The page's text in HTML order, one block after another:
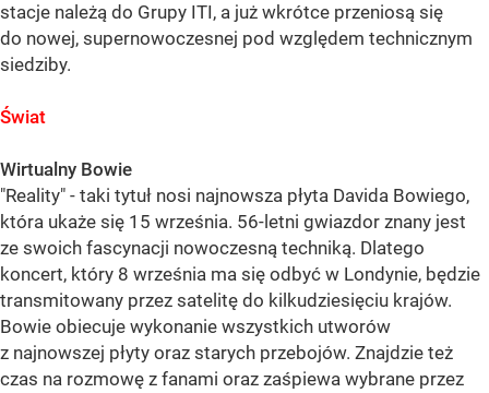
stacje należą do Grupy ITI, a już wkrótce przeniosą się
do nowej, supernowoczesnej pod względem technicznym
siedziby.
Świat
Wirtualny Bowie
"Reality" - taki tytuł nosi najnowsza płyta Davida Bowiego,
która ukaże się 15 września. 56-letni gwiazdor znany jest
ze swoich fascynacji nowoczesną techniką. Dlatego
koncert, który 8 września ma się odbyć w Londynie, będzie
transmitowany przez satelitę do kilkudziesięciu krajów.
Bowie obiecuje wykonanie wszystkich utworów
z najnowszej płyty oraz starych przebojów. Znajdzie też
czas na rozmowę z fanami oraz zaśpiewa wybrane przez